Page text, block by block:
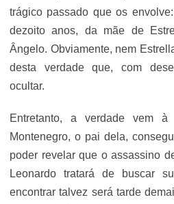
trágico passado que os
dezoito anos, da mãe de
Ângelo. Obviamente, nem
desta verdade que, com
ocultar.
Entretanto, a verdade vem à
Montenegro, o pai dela,
poder revelar que o assassino
Leonardo tratará de buscar
encontrar talvez será tarde